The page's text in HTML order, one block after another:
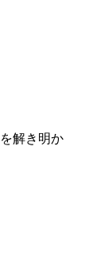
解き明か